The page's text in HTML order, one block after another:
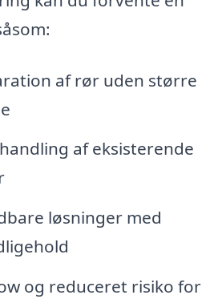
af rør uden større
af eksisterende
løsninger med
og reduceret risiko for